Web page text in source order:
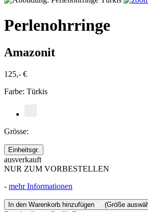
Perlenohrringe
Amazonit
125,- €
Farbe: Türkis
Grösse:
Einheitsgr.
ausverkauft
NUR ZUM VORBESTELLEN
- mehr Informationen
In den Warenkorb hinzufügen (Größe